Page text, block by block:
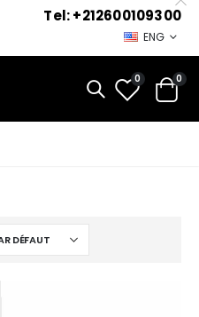
Tel: +212600109300
ENG
0 0